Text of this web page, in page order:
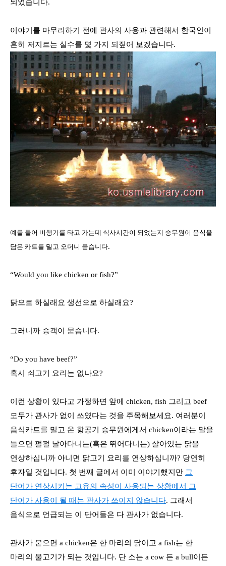
되었습니다.
이야기를 마무리하기 전에 관사의 사용과 관련해서 한국인이
흔히 저지르는 실수를 몇 가지 되짚어 보겠습니다.
예를 들어 비행기를 타고 가는데 식사시간이 되었는지 승무원이 음식을
담은 카트를 밀고 오더니 묻습니다.
“Would you like chicken or fish?”
닭으로 하실래요 생선으로 하실래요?
그러니까 승객이 묻습니다.
“Do you have beef?”
혹시 쇠고기 요리는 없나요?
이런 상황이 있다고 가정하면 앞에 chicken, fish 그리고 beef
모두가 관사가 없이 쓰였다는 것을 주목해보세요. 여러분이
음식카트를 밀고 온 항공기 승무원에게서 chicken이라는 말을
들으면 펄펄 날아다니는(혹은 뛰어다니는) 살아있는 닭을
연상하십니까 아니면 닭고기 요리를 연상하십니까? 당연히
후자일 것입니다. 첫 번째 글에서 이미 이야기했지만 그
단어가 연상시키는 고유의 속성이 사용되는 상황에서 그
단어가 사용이 될 때는 관사가 쓰이지 않습니다. 그래서
음식으로 언급되는 이 단어들은 다 관사가 없습니다.
관사가 붙으면 a chicken은 한 마리의 닭이고 a fish는 한
마리의 물고기가 되는 것입니다. 단 소는 a cow 든 a bull이든